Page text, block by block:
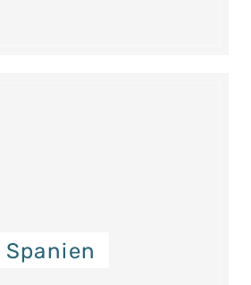
Spanien